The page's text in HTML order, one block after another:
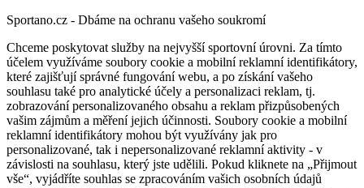
Sportano.cz - Dbáme na ochranu vašeho soukromí
Chceme poskytovat služby na nejvyšší sportovní úrovni. Za tímto
účelem využíváme soubory cookie a mobilní reklamní identifikátory,
které zajišťují správné fungování webu, a po získání vašeho
souhlasu také pro analytické účely a personalizaci reklam, tj.
zobrazování personalizovaného obsahu a reklam přizpůsobených
vašim zájmům a měření jejich účinnosti. Soubory cookie a mobilní
reklamní identifikátory mohou být využívány jak pro
personalizované, tak i nepersonalizované reklamní aktivity - v
závislosti na souhlasu, který jste udělili. Pokud kliknete na „Přijmout
vše“, vyjádříte souhlas se zpracováním vašich osobních údajů